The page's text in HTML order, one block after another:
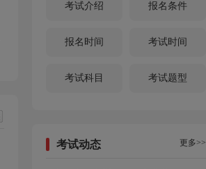
考试介绍 报名条件
报名时间 考试时间
考试科目 考试题型
考试动态 更多>>